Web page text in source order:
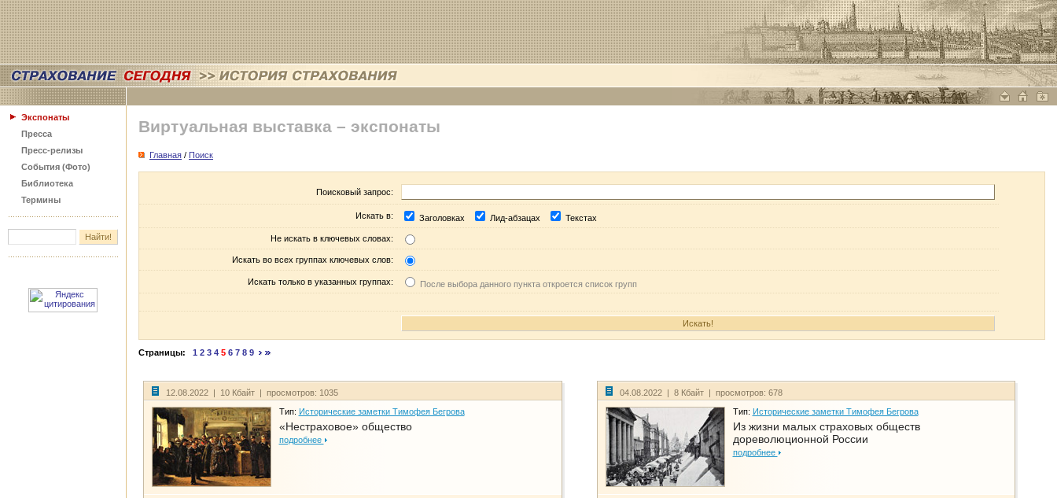
Экспонаты
Пресса
Пресс-релизы
События (Фото)
Библиотека
Термины
Виртуальная выставка – экспонаты
Главная / Поиск
Поисковый запрос:
Искать в: Заголовках Лид-абзацах Текстах
Не искать в ключевых словах:
Искать во всех группах ключевых слов:
Искать только в указанных группах: После выбора данного пункта откроется список групп
Страницы: 1 2 3 4 5 6 7 8 9
12.08.2022 | 10 Кбайт | просмотров: 1035
Тип: Исторические заметки Тимофея Бегрова
«Нестраховое» общество
подробнее
04.08.2022 | 8 Кбайт | просмотров: 678
Тип: Исторические заметки Тимофея Бегрова
Из жизни малых страховых обществ
дореволюционной России
подробнее